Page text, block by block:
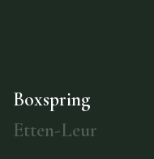
Boxspring
Etten-Leur